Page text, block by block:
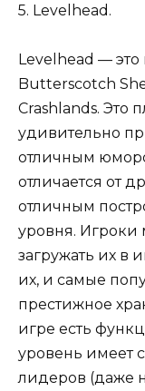
5. Levelhead.
Levelhead —
Butterscotch
Crashlands. Это
удивительно
отличным
отличается от
отличным
уровня. Игроки
загружать их в
их, и самые
престижное
игре есть
уровень имеет
лидеров (даже